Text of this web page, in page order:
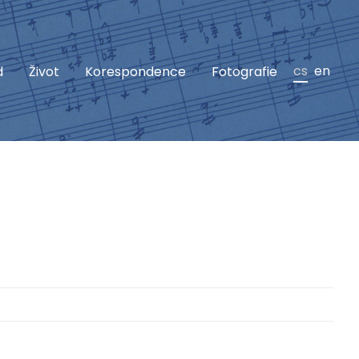
Život Korespondence Fotografie cs en